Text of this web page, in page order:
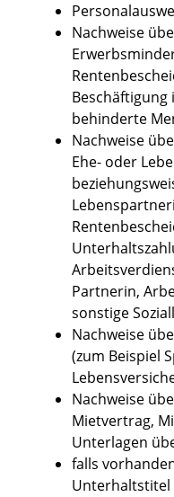
Nachweise
behinderte
Nachweise
Ehe- oder
Partnerin,
sonstige
Nachweise
(zum Beispiel
Nachweise
Mietvertrag,
Unterlagen
falls
Unterhaltstitel